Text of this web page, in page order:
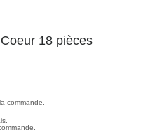
18 pièces
commande.